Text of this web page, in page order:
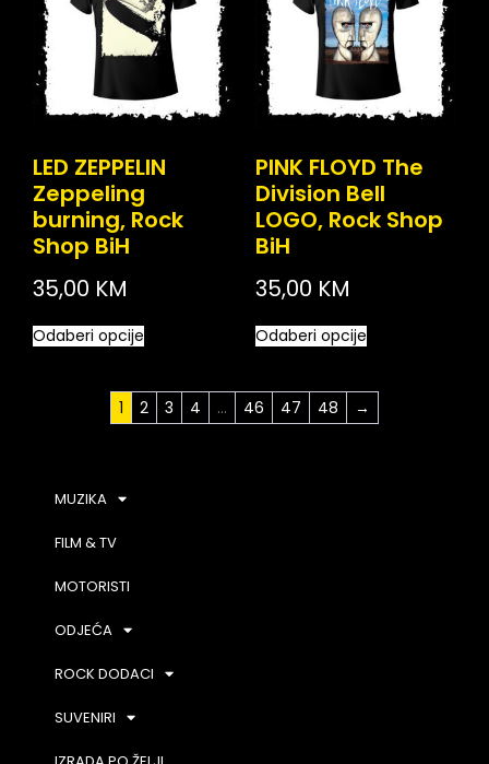
LED ZEPPELIN
Zeppeling
burning, Rock
Shop BiH
35,00 KM
Odaberi opcije
PINK FLOYD The
Division Bell
LOGO, Rock Shop
BiH
35,00 KM
Odaberi opcije
1 2 3 4 … 46 47 48 →
MUZIKA
FILM & TV
MOTORISTI
ODJEĆA
ROCK DODACI
SUVENIRI